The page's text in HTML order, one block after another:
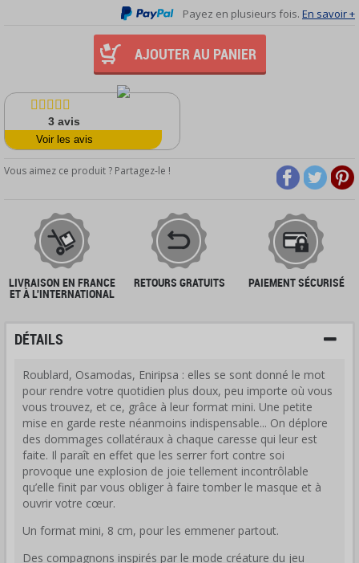
Payez en plusieurs fois. En savoir +
AJOUTER AU PANIER
3avis
Voir les avis
Vous aimez ce produit ? Partagez-le !
LIVRAISON EN FRANCE
ET À L'INTERNATIONAL
RETOURS GRATUITS PAIEMENT SÉCURISÉ
DÉTAILS
Roublard, Osamodas, Eniripsa : elles se sont donné le mot
pour rendre votre quotidien plus doux, peu importe où vous
vous trouvez, et ce, grâce à leur format mini. Une petite
mise en garde reste néanmoins indispensable... On déplore
des dommages collatéraux à chaque caresse qui leur est
faite. Il paraît en effet que les serrer fort contre soi
provoque une explosion de joie tellement incontrôlable
qu’elle finit par vous obliger à faire tomber le masque et à
ouvrir votre cœur.
Un format mini, 8 cm, pour les emmener partout.
Des compagnons inspirés par le mode créature du jeu